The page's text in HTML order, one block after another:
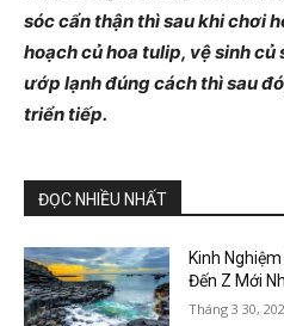
sóc cẩn thận thì sau khi chơi
hoạch củ hoa tulip, vệ sinh củ
ướp lạnh đúng cách thì sau
triển tiếp.
ĐỌC NHIỀU NHẤT
Kinh
Đến Z Mới
Tháng 3 30,